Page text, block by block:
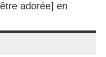
adorée] en